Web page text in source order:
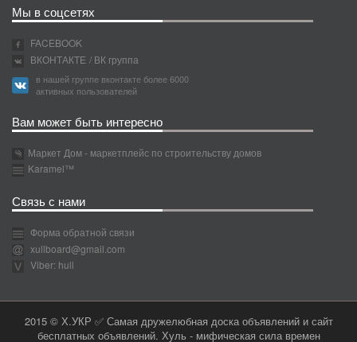
Мы в соцсетях
FACEBOOK
ВКОНТАКТЕ / ВК группа
в нашей группе вконтакте более 6000
активных пользователей
Вам может быть интересно
Маркет Дом - маркетплейс по строительству домов
Karamel™
Связь с нами
Форма обратной связи
xullboard@gmail.com
Viber: hull
2015 © Х.УКР ✅ Самая дружелюбная доска объявлений и сайт
бесплатных объявлений. Хуль - мифическая сила времен